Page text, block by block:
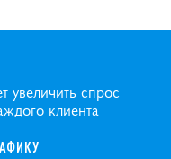
увеличить спрос
клиента